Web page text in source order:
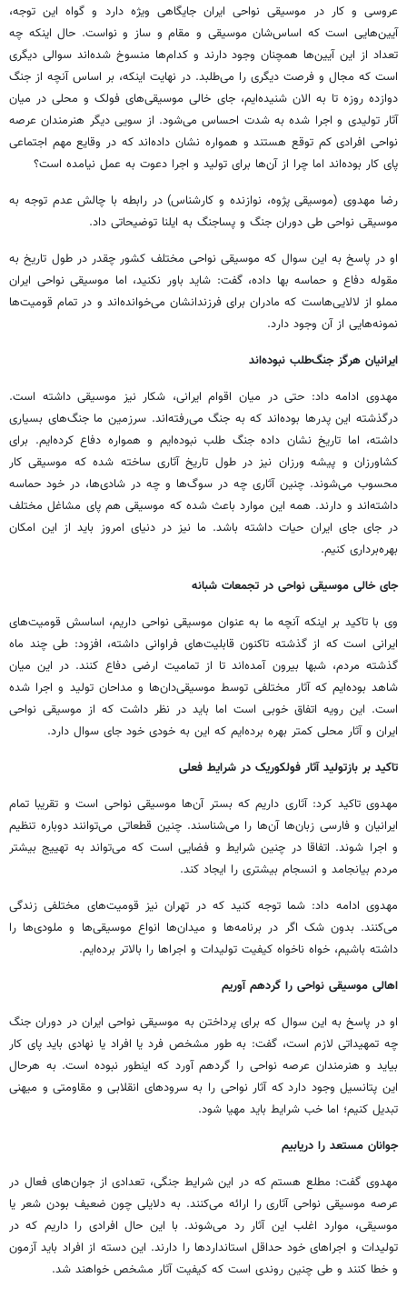
عروسی و کار در موسیقی نواحی ایران جایگاهی ویژه دارد و گواه این توجه،
آیین‌هایی است که اساس‌شان موسیقی و مقام و ساز و نواست. حال اینکه چه
تعداد از این آیین‌ها همچنان وجود دارند و کدام‌ها منسوخ شده‌اند سوالی دیگری
است که مجال و فرصت دیگری را می‌طلبد. در نهایت اینکه، بر اساس آنچه از جنگ
دوازده روزه تا به الان شنیده‌ایم، جای خالی موسیقی‌های فولک و محلی در میان
آثار تولیدی و اجرا شده به شدت احساس می‌شود. از سویی دیگر هنرمندان عرصه
نواحی افرادی کم توقع هستند و همواره نشان داده‌اند که در وقایع مهم اجتماعی
پای کار بوده‌اند اما چرا از آن‌ها برای تولید و اجرا دعوت به عمل نیامده است؟
رضا مهدوی (موسیقی پژوه، نوازنده و کارشناس) در رابطه با چالش‌ عدم توجه به
موسیقی نواحی طی دوران جنگ و پساجنگ به ایلنا توضیحاتی داد.
او در پاسخ به این سوال که موسیقی نواحی مختلف کشور چقدر در طول تاریخ به
مقوله دفاع و حماسه بها داده، گفت: شاید باور نکنید، اما موسیقی نواحی ایران
مملو از لالایی‌هاست که مادران برای فرزندانشان می‌خوانده‌اند و در تمام قومیت‌ها
نمونه‌هایی از آن وجود دارد.
ایرانیان هرگز جنگ‌طلب نبوده‌اند
مهدوی ادامه داد: حتی در میان اقوام ایرانی، شکار نیز موسیقی داشته است.
درگذشته این پدرها بوده‌اند که به جنگ می‌رفته‌اند. سرزمین ما جنگ‌های بسیاری
داشته، اما تاریخ نشان داده جنگ طلب نبوده‌ایم و همواره دفاع کرده‌ایم. برای
کشاورزان و پیشه ورزان نیز در طول تاریخ آثاری ساخته شده که موسیقی کار
محسوب می‌شوند. چنین آثاری چه در سوگ‌ها و چه در شادی‌ها، در خود حماسه
داشته‌اند و دارند. همه این موارد باعث شده که موسیقی هم پای مشاغل مختلف
در جای جای ایران حیات داشته باشد. ما نیز در دنیای امروز باید از این امکان
بهره‌برداری کنیم.
جای خالی موسیقی نواحی در تجمعات شبانه
وی با تاکید بر اینکه آنچه ما به عنوان موسیقی نواحی داریم، اساسش قومیت‌های
ایرانی است که از گذشته تاکنون قابلیت‌های فراوانی داشته، افزود: طی چند ماه
گذشته مردم، شبها بیرون آمده‌اند تا از تمامیت ارضی دفاع کنند. در این میان
شاهد بوده‌ایم که آثار مختلفی توسط موسیقی‌دان‌ها و مداحان تولید و اجرا شده
است. این رویه اتفاق خوبی است اما باید در نظر داشت که از موسیقی نواحی
ایران و آثار محلی کمتر بهره برده‌ایم که این به خودی خود جای سوال دارد.
تاکید بر بازتولید آثار فولکوریک در شرایط فعلی
مهدوی تاکید کرد: آثاری داریم که بستر آن‌ها موسیقی نواحی است و تقریبا تمام
ایرانیان و فارسی زبان‌ها آن‌ها را می‌شناسند. چنین قطعاتی می‌توانند دوباره تنظیم
و اجرا شوند. اتفاقا در چنین شرایط و فضایی است که می‌تواند به تهییج بیشتر
مردم بیانجامد و انسجام بیشتری را ایجاد کند.
مهدوی ادامه داد: شما توجه کنید که در تهران نیز قومیت‌های مختلفی زندگی
می‌کنند. بدون شک اگر در برنامه‌ها و میدان‌ها انواع موسیقی‌ها و ملودی‌ها را
داشته باشیم، خواه ناخواه کیفیت تولیدات و اجراها را بالاتر برده‌ایم.
اهالی موسیقی نواحی را گردهم آوریم
او در پاسخ به این سوال که برای پرداختن به موسیقی نواحی ایران در دوران جنگ
چه تمهیداتی لازم است، گفت: به طور مشخص فرد یا افراد یا نهادی باید پای کار
بیاید و هنرمندان عرصه نواحی را گردهم آورد که اینطور نبوده است. به هرحال
این پتانسیل وجود دارد که آثار نواحی را به سرودهای انقلابی و مقاومتی و میهنی
تبدیل کنیم؛ اما خب شرایط باید مهیا شود.
جوانان مستعد را دریابیم
مهدوی گفت: مطلع هستم که در این شرایط جنگی، تعدادی از جوان‌های فعال در
عرصه موسیقی نواحی آثاری را ارائه می‌کنند. به دلایلی چون ضعیف بودن شعر یا
موسیقی، موارد اغلب این آثار رد می‌شوند. با این حال افرادی را داریم که در
تولیدات و اجراهای خود حداقل استانداردها را دارند. این دسته از افراد باید آزمون
و خطا کنند و طی چنین روندی است که کیفیت آثار مشخص خواهند شد.